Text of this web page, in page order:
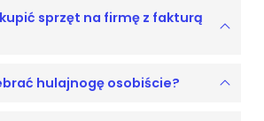
sprzęt na firmę z fakturą
hulajnogę osobiście?